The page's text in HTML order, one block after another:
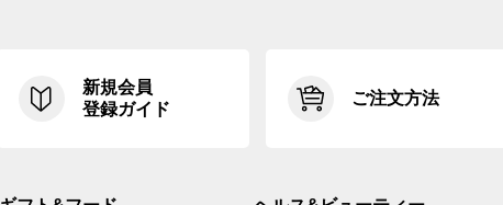
新規会員
登録ガイド
ご注文方法